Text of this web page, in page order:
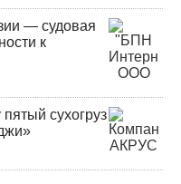
— судовая
к
сухогруз